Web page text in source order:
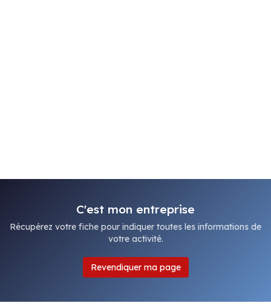
C'est mon entreprise
Récupérez votre fiche pour indiquer toutes les informations de
votre activité.
Revendiquer ma page